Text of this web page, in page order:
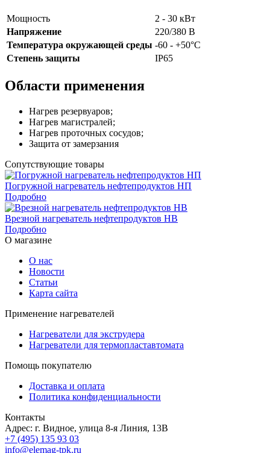
Мощность
2 - 30 кВт
Напряжение
220/380 В
Температура окружающей среды -60 - +50°C
Степень защиты
IP65
Области применения
Нагрев резервуаров;
Нагрев магистралей;
Нагрев проточных сосудов;
Защита от замерзания
Сопутствующие товары
Погружной нагреватель нефтепродуктов НП
Подробно
Врезной нагреватель нефтепродуктов НВ
Подробно
О магазине
О нас
Новости
Статьи
Карта сайта
Применение нагревателей
Нагреватели для экструдера
Нагреватели для термопластавтомата
Помощь покупателю
Доставка и оплата
Политика конфиденциальности
Контакты
Адрес: г. Видное, улица 8-я Линия, 13В
+7 (495) 135 93 03
info@elemag-tpk.ru